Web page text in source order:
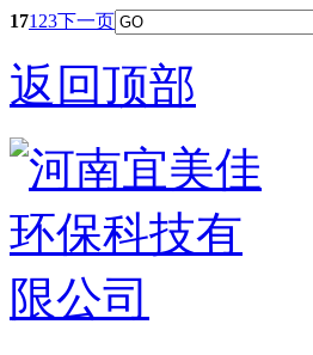
17123下一页
返回顶部